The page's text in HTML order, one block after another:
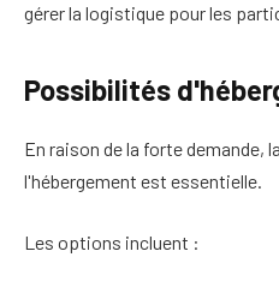
gérer la logistique pour les
Possibilités
En raison de la forte demande,
l'hébergement est essentielle.
Les options incluent :